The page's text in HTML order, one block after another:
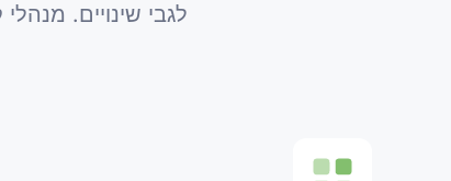
לגבי שינויים.